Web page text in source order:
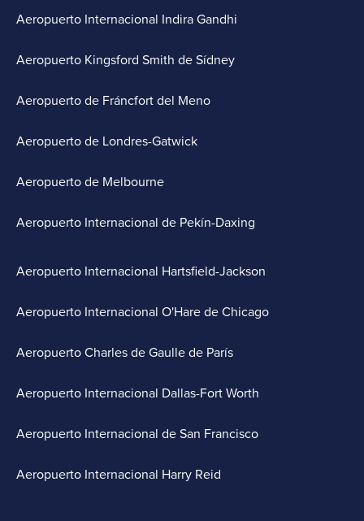
Aeropuerto Internacional Indira Gandhi
Aeropuerto Kingsford Smith de Sídney
Aeropuerto de Fráncfort del Meno
Aeropuerto de Londres-Gatwick
Aeropuerto de Melbourne
Aeropuerto Internacional de Pekín-Daxing
Aeropuerto Internacional Hartsfield-Jackson
Aeropuerto Internacional O'Hare de Chicago
Aeropuerto Charles de Gaulle de París
Aeropuerto Internacional Dallas-Fort Worth
Aeropuerto Internacional de San Francisco
Aeropuerto Internacional Harry Reid